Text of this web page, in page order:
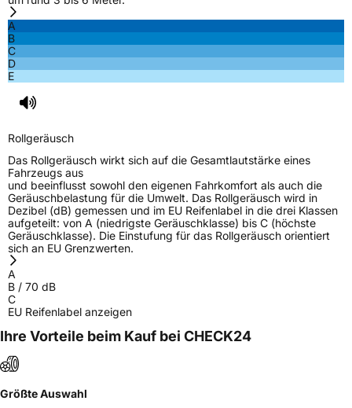
A
B
C
D
E
Rollgeräusch
Das Rollgeräusch wirkt sich auf die Gesamtlautstärke eines
Fahrzeugs aus
und beeinflusst sowohl den eigenen Fahrkomfort als auch die
Geräuschbelastung für die Umwelt. Das Rollgeräusch wird in
Dezibel (dB) gemessen und im EU Reifenlabel in die drei Klassen
aufgeteilt: von A (niedrigste Geräuschklasse) bis C (höchste
Geräuschklasse). Die Einstufung für das Rollgeräusch orientiert
sich an EU Grenzwerten.
A
B / 70 dB
C
EU Reifenlabel anzeigen
Ihre Vorteile beim Kauf bei CHECK24
Größte Auswahl